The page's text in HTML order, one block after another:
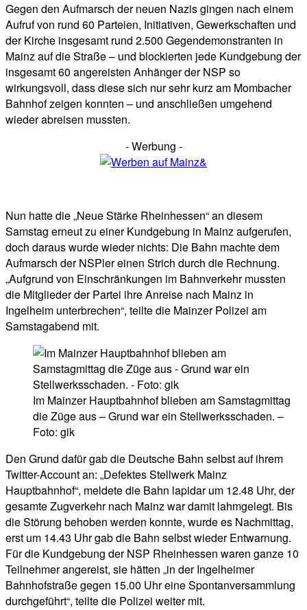
Gegen den Aufmarsch der neuen Nazis gingen nach einem
Aufruf von rund 60 Parteien, Initiativen, Gewerkschaften und
der Kirche insgesamt rund 2.500 Gegendemonstranten in
Mainz auf die Straße – und blockierten jede Kundgebung der
insgesamt 60 angereisten Anhänger der NSP so
wirkungsvoll, dass diese sich nur sehr kurz am Mombacher
Bahnhof zeigen konnten – und anschließen umgehend
wieder abreisen mussten.
- Werbung -
Nun hatte die „Neue Stärke Rheinhessen“ an diesem
Samstag erneut zu einer Kundgebung in Mainz aufgerufen,
doch daraus wurde wieder nichts: Die Bahn machte dem
Aufmarsch der NSPler einen Strich durch die Rechnung.
„Aufgrund von Einschränkungen im Bahnverkehr mussten
die Mitglieder der Partei ihre Anreise nach Mainz in
Ingelheim unterbrechen“, teilte die Mainzer Polizei am
Samstagabend mit.
Im Mainzer Hauptbahnhof blieben am Samstagmittag
die Züge aus – Grund war ein Stellwerksschaden. –
Foto: gik
Den Grund dafür gab die Deutsche Bahn selbst auf ihrem
Twitter-Account an: „Defektes Stellwerk Mainz
Hauptbahnhof“, meldete die Bahn lapidar um 12.48 Uhr, der
gesamte Zugverkehr nach Mainz war damit lahmgelegt. Bis
die Störung behoben werden konnte, wurde es Nachmittag,
erst um 14.43 Uhr gab die Bahn selbst wieder Entwarnung.
Für die Kundgebung der NSP Rheinhessen waren ganze 10
Teilnehmer angereist, sie hätten „in der Ingelheimer
Bahnhofstraße gegen 15.00 Uhr eine Spontanversammlung
durchgeführt“, teilte die Polizei weiter mit.